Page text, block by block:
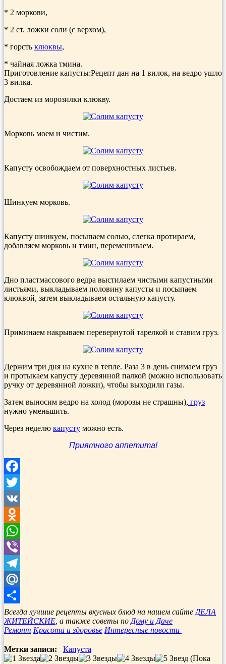
* 2 моркови,
* 2 ст. ложки соли (с верхом),
* горсть клюквы,
* чайная ложка тмина.
Приготовление капусты:Рецепт дан на 1 вилок, на ведро ушло
3 вилка.
Достаем из морозилки клюкву.
Морковь моем и чистим.
Капусту освобождаем от поверхностных листьев.
Шинкуем морковь.
Капусту шинкуем, посыпаем солью, слегка протираем,
добавляем морковь и тмин, перемешиваем.
Дно пластмассового ведра выстилаем чистыми капустными
листьями, выкладываем половину капусты и посыпаем
клюквой, затем выкладываем остальную капусту.
Приминаем накрываем перевернутой тарелкой и ставим груз.
Держим три дня на кухне в тепле. Раза 3 в день снимаем груз
и протыкаем капусту деревянной палкой (можно использовать
ручку от деревянной ложки), чтобы выходили газы.
Затем выносим ведро на холод (морозы не страшны), груз
нужно уменьшить.
Через неделю капусту можно есть.
Приятного аппетита!
Facebook
Twitter
VK
Odnoklassniki
WhatsApp
Viber
Telegram
Mail.Ru
Отправить
Всегда лучшие рецепты вкусных блюд на нашем сайте ДЕЛА
ЖИТЕЙСКИЕ , а также советы по Дому и Даче
Ремонт Красота и здоровье Интересные новости
Метки записи:
Капуста
(Пока